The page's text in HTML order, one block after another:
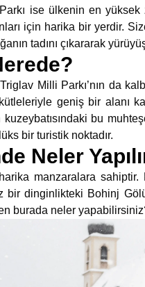
ise ülkenin en yüksek
için harika bir yerdir.
tadını çıkararak
Triglav Milli Parkı’nın da
geniş bir alanı
kuzeybatısındaki bu
bir turistik noktadır.
Neler
manzaralara sahiptir.
bir dinginlikteki Bohinj
burada neler